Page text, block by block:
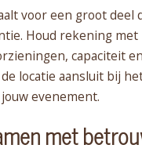
voor een groot deel
Houd rekening
capaciteit
locatie aansluit bij
evenement.
met